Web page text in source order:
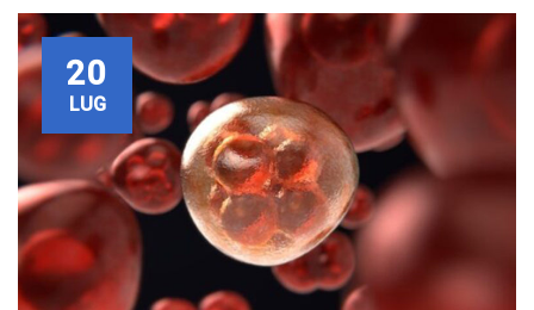
20
LUG